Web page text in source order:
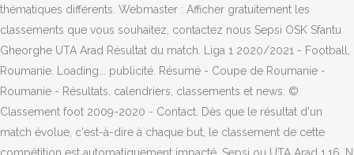
thématiques différents. Webmaster : Afficher gratuitement les
classements que vous souhaitez, contactez nous Sepsi OSK Sfantu
Gheorghe UTA Arad Résultat du match. Liga 1 2020/2021 - Football,
Roumanie. Loading... publicité. Résumé - Coupe de Roumanie -
Roumanie - Résultats, calendriers, classements et news. ©
Classement foot 2009-2020 - Contact. Dès que le résultat d'un
match évolue, c'est-à-dire à chaque but, le classement de cette